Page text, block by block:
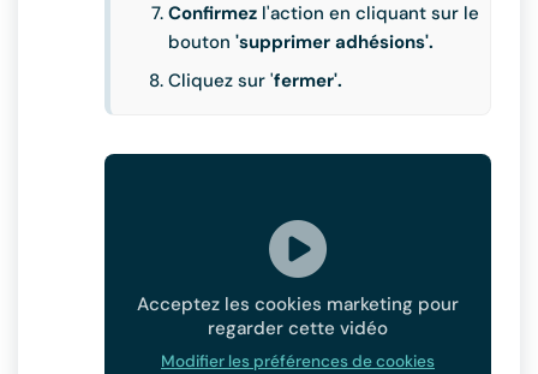
Confirmez l'action en cliquant sur le
bouton 'supprimer adhésions'.
Cliquez sur 'fermer'.
Acceptez les cookies marketing pour
regarder cette vidéo
Modifier les préférences de cookies